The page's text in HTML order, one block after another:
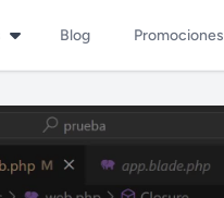
Blog Promociones